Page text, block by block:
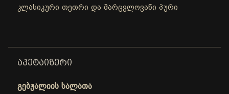
კლასიკური თეთრი და მარცვლოვანი პური
ᲐᲞᲔᲢᲐᲘᲖᲔᲠᲘ
გებჟალიის სალათა